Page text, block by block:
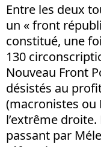
Entre les deux
un « front
constitué, une
130
Nouveau Front
désistés au
(macronistes ou
l’extrême
passant par